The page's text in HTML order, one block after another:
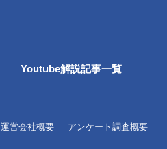
Youtube解説記事一覧
運営会社概要 アンケート調査概要